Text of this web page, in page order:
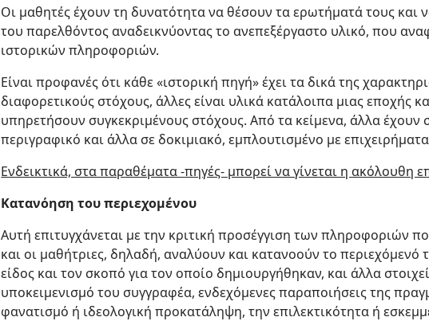
Οι μαθητές έχουν τη δυνατότητα να θέσουν τα ερωτήματά τους και
του παρελθόντος αναδεικνύοντας το ανεπεξέργαστο υλικό, που
ιστορικών πληροφοριών.
Είναι προφανές ότι κάθε «ιστορική πηγή» έχει τα δικά της
διαφορετικούς στόχους, άλλες είναι υλικά κατάλοιπα μιας εποχής
υπηρετήσουν συγκεκριμένους στόχους. Από τα κείμενα, άλλα έχουν
περιγραφικό και άλλα σε δοκιμιακό, εμπλουτισμένο με
Ενδεικτικά, στα παραθέματα -πηγές- μπορεί να γίνεται η ακόλουθη
Κατανόηση του περιεχομένου
Αυτή επιτυγχάνεται με την κριτική προσέγγιση των πληροφοριών
και οι μαθήτριες, δηλαδή, αναλύουν και κατανοούν το περιεχόμενό
είδος και τον σκοπό για τον οποίο δημιουργήθηκαν, και άλλα
υποκειμενισμό του συγγραφέα, ενδεχόμενες παραποιήσεις της
φανατισμό ή ιδεολογική προκατάληψη, την επιλεκτικότητα ή